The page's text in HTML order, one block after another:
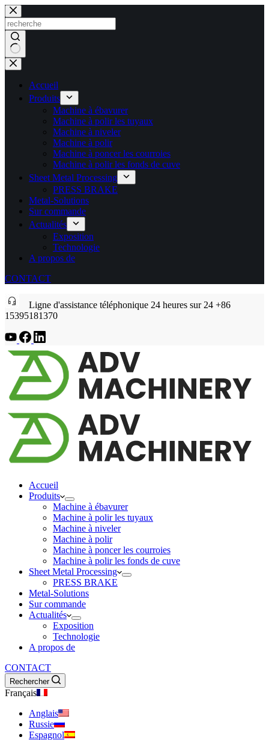
Passer
au
contenu
Aucun
résultat
Accueil
Produits
Machine à ébavurer
Machine à polir les tuyaux
Machine à niveler
Machine à polir
Machine à poncer les courroies
Machine à polir les fonds de cuve
Sheet Metal Processing
PRESS BRAKE
Metal-Solutions
Sur commande
Actualités
Exposition
Technologie
A propos de
CONTACT
Ligne d'assistance téléphonique 24 heures sur 24 +86
15395181370
Accueil
Produits
Machine à ébavurer
Machine à polir les tuyaux
Machine à niveler
Machine à polir
Machine à poncer les courroies
Machine à polir les fonds de cuve
Sheet Metal Processing
PRESS BRAKE
Metal-Solutions
Sur commande
Actualités
Exposition
Technologie
A propos de
CONTACT
Rechercher
Français
Anglais
Russie
Espagnol